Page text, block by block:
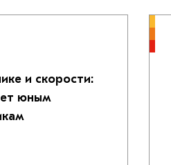
и скорости:
юным